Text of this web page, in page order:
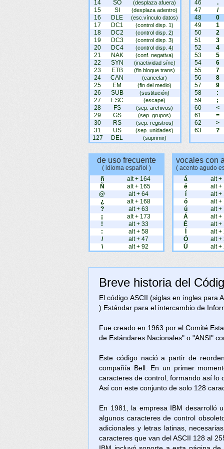
14 SO (desplaza afuera)
15 SI (desplaza adentro)
16 DLE (esc.vínculo datos)
17 DC1 (control disp. 1)
18 DC2 (control disp. 2)
19 DC3 (control disp. 3)
20 DC4 (control disp. 4)
21 NAK (conf. negativa)
22 SYN (inactividad sínc)
23 ETB (fin bloque trans)
24 CAN (cancelar)
25 EM (fin del medio)
26 SUB (sustitución)
27 ESC (escape)
28 FS (sep. archivos)
29 GS (sep. grupos)
30 RS (sep. registros)
31 US (sep. unidades)
127 DEL (suprimir)
46
.
47
/
48
0
49
1
50
2
51
3
52
4
53
5
54
6
55
7
56
8
57
9
58
:
59
;
60
<
61
=
62
>
63
?
de uso frecuente
( idioma español )
ñ
alt + 164
Ñ
alt + 165
@
alt + 64
¿
alt + 168
?
alt + 63
¡
alt + 173
!
alt + 33
:
alt + 58
/
alt + 47
\
alt + 92
vocales con
( acento agudo
á
alt +
é
alt +
í
alt +
ó
alt +
ú
alt +
Á
alt +
É
alt +
alt +
Ó
alt +
Ú
alt +
Breve historia del
El código ASCII (siglas en ingles para
) Estándar para el intercambio de
Fue creado en 1963 por el Comité
de Estándares Nacionales" o "ANSI"
Este código nació a partir de
compañía Bell. En un primer
caracteres de control, formando así lo
Así con este conjunto de solo 128
En 1981, la empresa IBM desarrolló
algunos caracteres de control
adicionales y letras latinas,
caracteres que van del ASCII 128 al